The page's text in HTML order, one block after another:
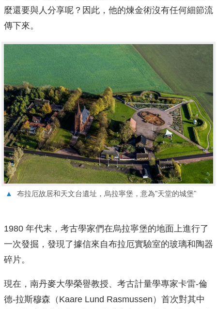
麼還要與人分享呢？因此，他的煉金術沒有任何細節流
傳下來。
▲ 布拉厄故居和天文台遺址，烏拉寧堡，意為"天堂的城堡"
1980 年代末，考古學家們在烏拉寧堡的地面上進行了
一次發掘，發現了據信來自布拉厄實驗室的玻璃和陶器
碎片。
現在，南丹麥大學榮譽教授、考古計量學專家卡雷-倫
德-拉斯穆森（Kaare Lund Rasmussen）首次對其中